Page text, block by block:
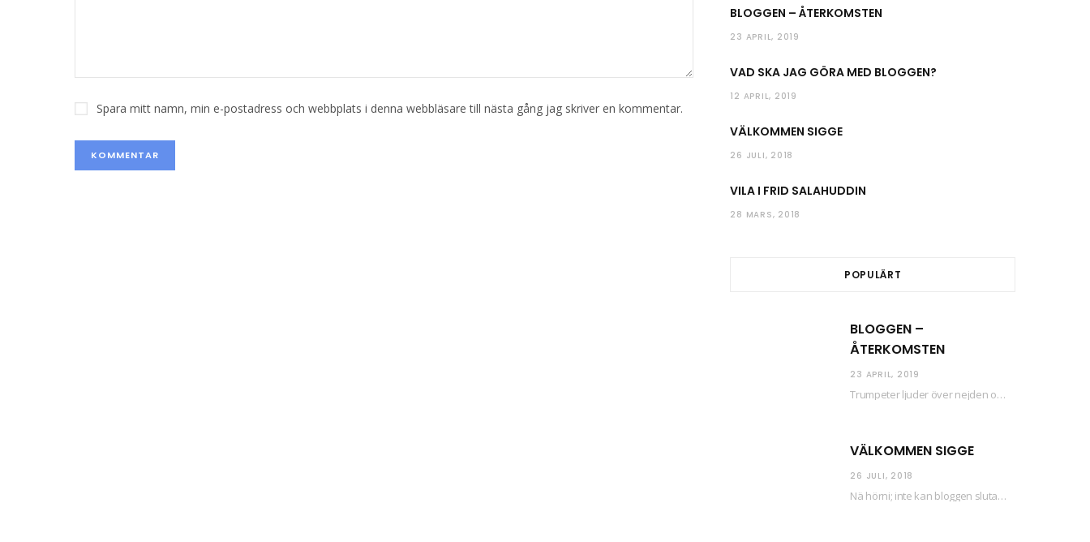
Spara mitt namn, min e-postadress och webbplats i denna webbläsare till nästa gång jag skriver en kommentar.
BLOGGEN – ÅTERKOMSTEN
23 APRIL, 2019
VAD SKA JAG GÖRA MED BLOGGEN?
12 APRIL, 2019
VÄLKOMMEN SIGGE
26 JULI, 2018
VILA I FRID SALAHUDDIN
28 MARS, 2018
POPULÄRT
BLOGGEN –
ÅTERKOMSTEN
23 APRIL, 2019
Trumpeter ljuder över nejden och konfetti regnar längsmed husfasaderna – FREDEN ÄR HÄR! Eller ahem.…
VÄLKOMMEN SIGGE
26 JULI, 2018
Nä hörni; inte kan bloggen sluta (eftersom jag så sällan uppdaterar skiten) i sånt supermoll.…